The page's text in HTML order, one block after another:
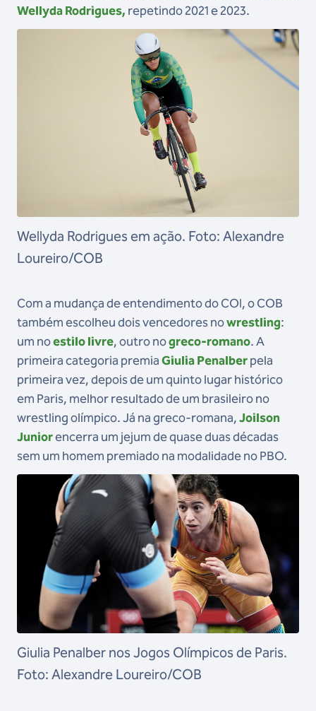
Wellyda Rodrigues, repetindo 2021 e 2023.
Wellyda Rodrigues em ação. Foto: Alexandre
Loureiro/COB
Com a mudança de entendimento do COI, o COB
também escolheu dois vencedores nowrestling:
um noestilo livre, outro nogreco-romano. A
primeira categoria premiaGiulia Penalberpela
primeira vez, depois de um quinto lugar histórico
em Paris, melhor resultado de um brasileiro no
wrestling olímpico. Já na greco-romana,Joilson
Juniorencerra um jejum de quase duas décadas
sem um homem premiado na modalidade no PBO.
Giulia Penalber nos Jogos Olímpicos de Paris.
Foto: Alexandre Loureiro/COB